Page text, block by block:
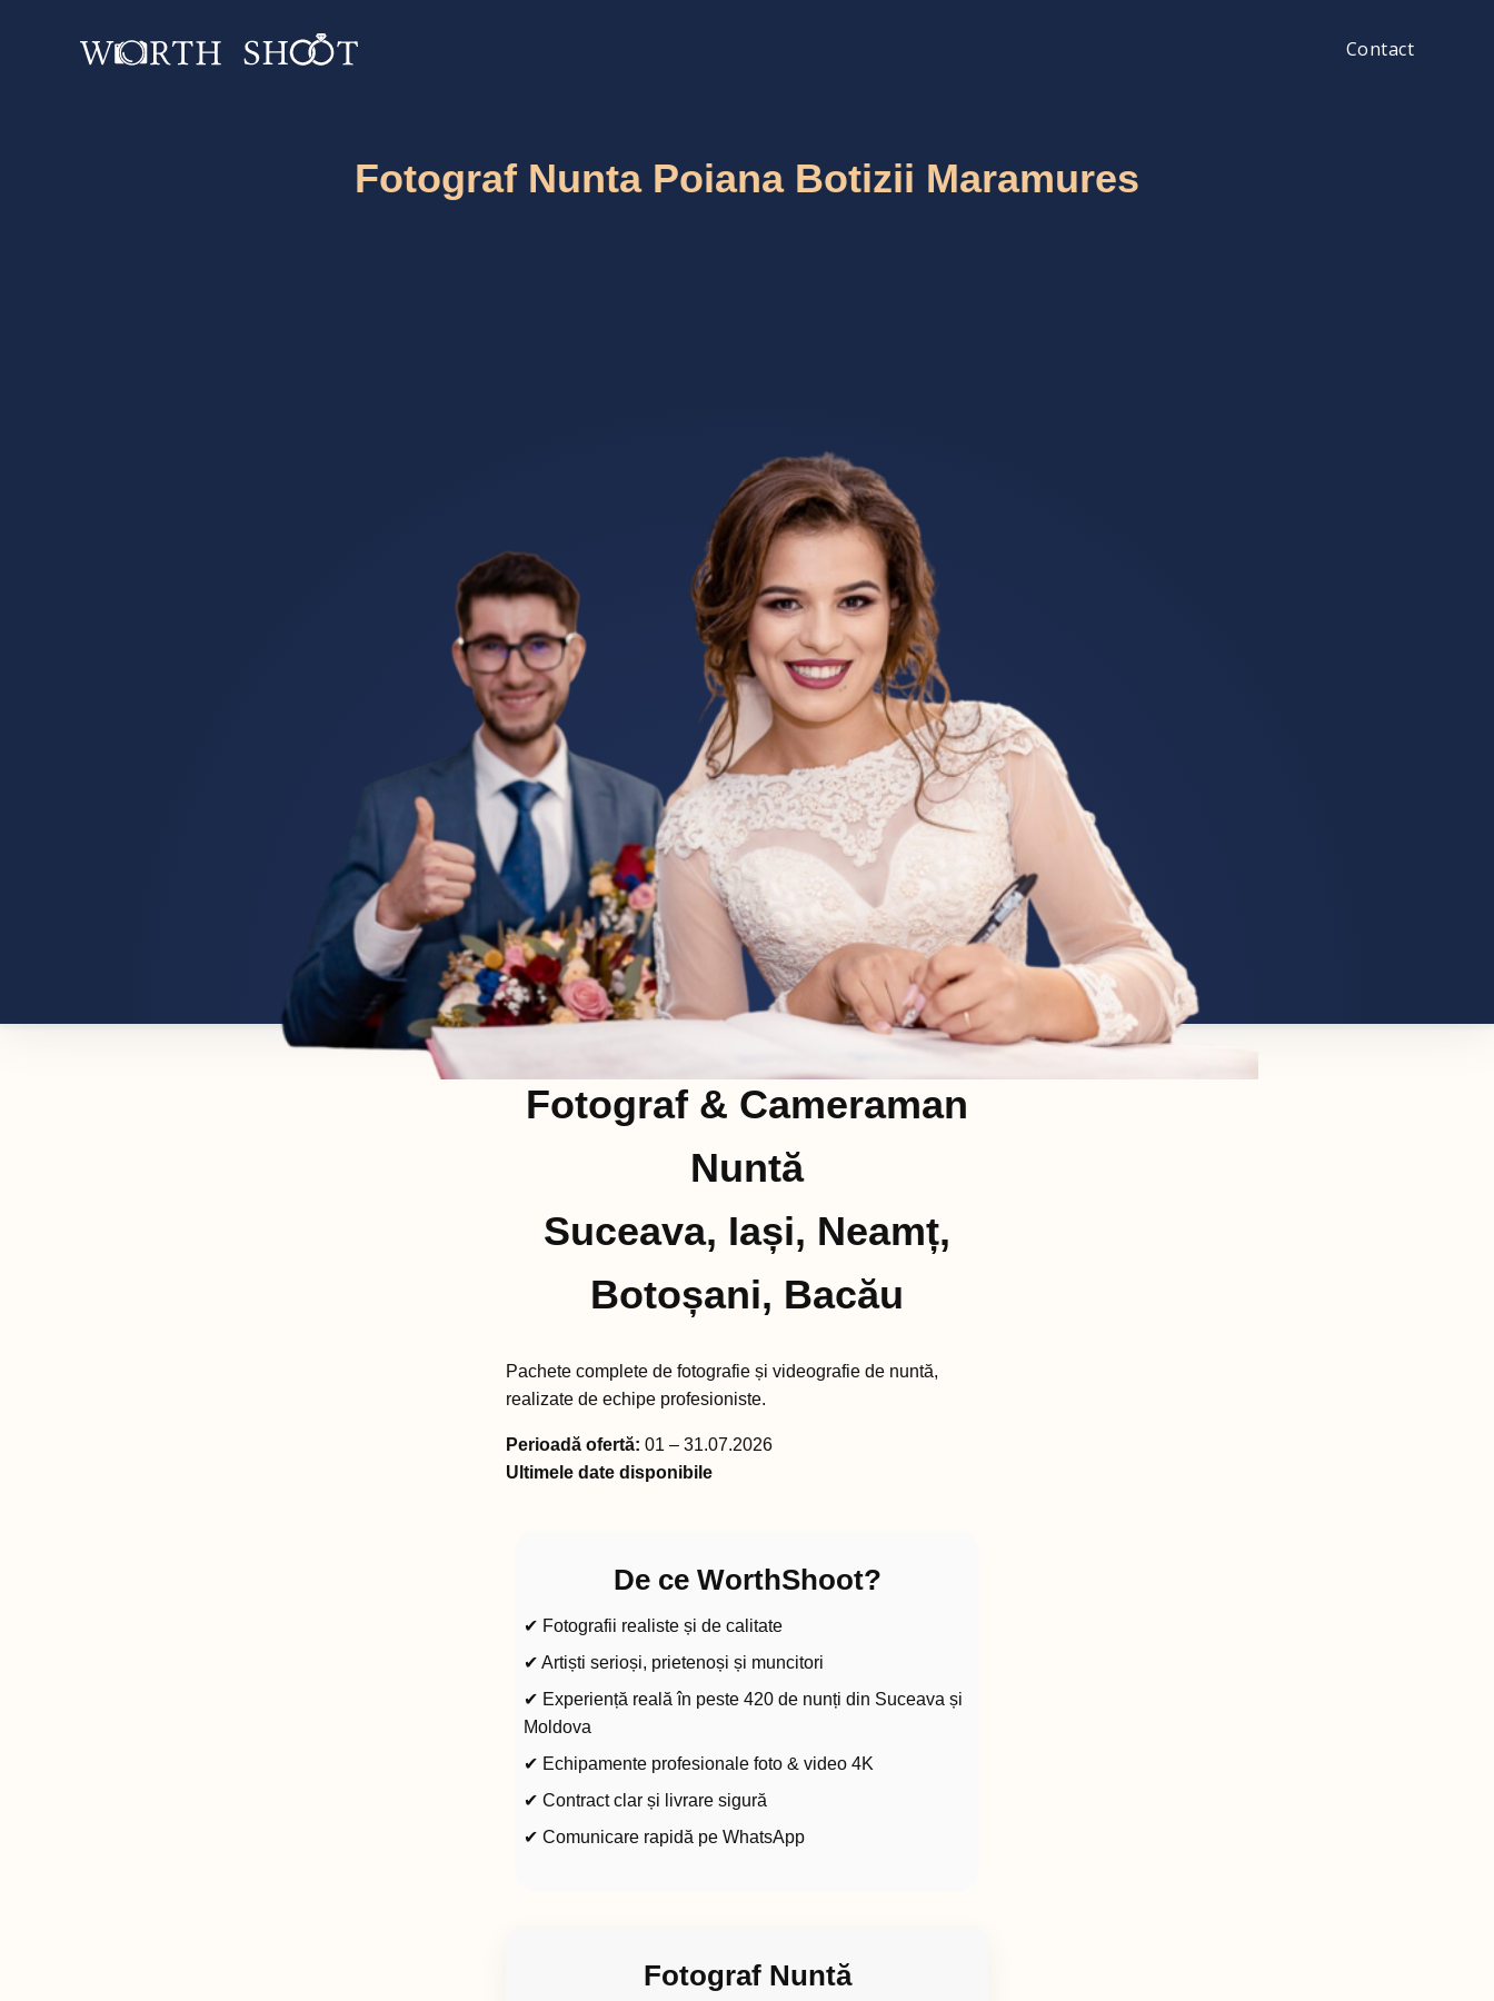
Contact
Fotograf Nunta Poiana Botizii Maramures
Fotograf & Cameraman
Nuntă
Suceava, Iași, Neamț,
Botoșani, Bacău
Pachete complete de fotografie și videografie de nuntă,
realizate de echipe profesioniste.
Perioadă ofertă: 01 – 31.07.2026
Ultimele date disponibile
De ce WorthShoot?
✔ Fotografii realiste și de calitate
✔ Artiști serioși, prietenoși și muncitori
✔ Experiență reală în peste 420 de nunți din Suceava și
Moldova
✔ Echipamente profesionale foto & video 4K
✔ Contract clar și livrare sigură
✔ Comunicare rapidă pe WhatsApp
Fotograf Nuntă